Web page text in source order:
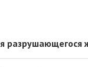
разрушающегося